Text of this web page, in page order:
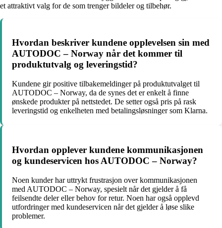
et attraktivt valg for de som trenger bildeler og tilbehør.
Hvordan beskriver kundene opplevelsen sin med
AUTODOC – Norway når det kommer til
produktutvalg og leveringstid?
Kundene gir positive tilbakemeldinger på produktutvalget til
AUTODOC – Norway, da de synes det er enkelt å finne
ønskede produkter på nettstedet. De setter også pris på rask
leveringstid og enkelheten med betalingsløsninger som Klarna.
Hvordan opplever kundene kommunikasjonen
og kundeservicen hos AUTODOC – Norway?
Noen kunder har uttrykt frustrasjon over kommunikasjonen
med AUTODOC – Norway, spesielt når det gjelder å få
feilsendte deler eller behov for retur. Noen har også opplevd
utfordringer med kundeservicen når det gjelder å løse slike
problemer.